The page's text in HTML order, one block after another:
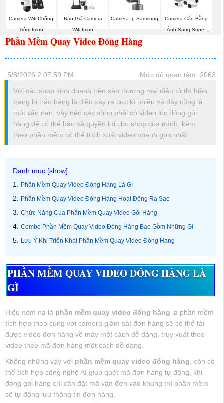
Camera Wifi Chống
Trộm Imou
Báo Giá Camera
Wifi Imou
Camera Ip Samsung
Camera Cân Bằng
Ánh Sáng Super
Phần Mềm Quay Video Đóng Hàng
5/8/2026 2:07:59 PM
Mức độ quan tâm: 2062
Với các shop kinh doanh trên sàn thương mại điện tử thì hiện
trạng bị tráo hàng là điều xảy ra cực kì nhiều và đây cũng là
một vấn nạn, vậy nên các shop phải có video lúc đóng gói
hàng để có thể bảo vệ quyền lợi cho shop của mình, kèm
theo phần mềm có thể trích xuất video nhanh gọn nhất
Phần Mềm Quay Video Đóng Hàng Là Gì
Phần Mềm Quay Video Đóng Hàng Hoạt Động Ra Sao
Chức Năng Của Phần Mềm Quay Video Gói Hàng
Combo Phần Mềm Quay Video Đóng Hàng Bao Gồm Những Gì
Lưu Ý Khi Triễn Khai Phần Mềm Quay Video Đóng Hàng
PHẦN MỀM QUAY VIDEO ĐÓNG HÀNG LÀ
GÌ
Hiểu nôm na là phần mềm quay video đóng hàng là phần mềm
tích hợp theo cùng với camera giám sát đơn hàng sẽ có thể tải
được video đơn hàng về máy một cách dễ dàng, truy xuất theo
video theo mã đơn hàng một cách dễ dàng.
Không những vậy với phần mềm quay video đóng hàng , còn có
thể tích hợp công nghệ AI giúp quét mã đơn hàng tự động, khi
đóng gói hàng chỉ cần đặt mã vận đơn vào khung thì phần mềm
sẽ tự động lưu thông tin đơn hàng.